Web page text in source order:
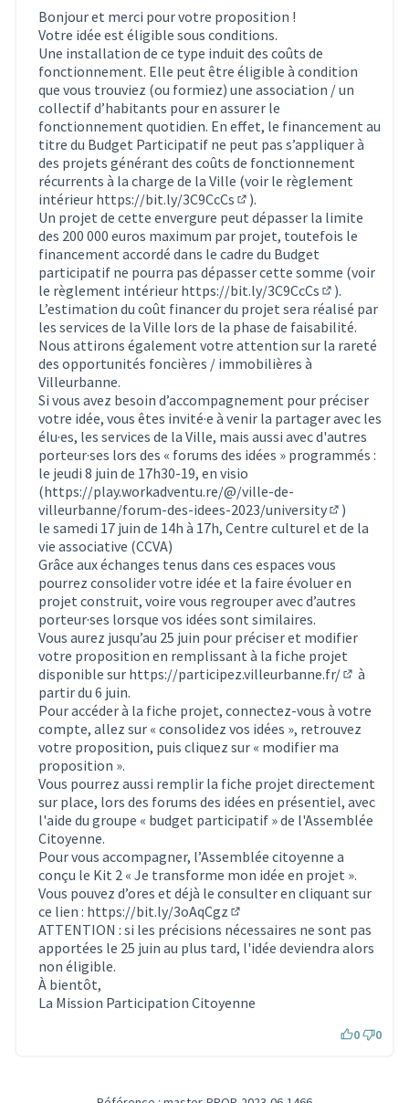
Bonjour et merci pour votre proposition !
Votre idée est éligible sous conditions.
Une installation de ce type induit des coûts de
fonctionnement. Elle peut être éligible à condition
que vous trouviez (ou formiez) une association / un
collectif d’habitants pour en assurer le
fonctionnement quotidien. En effet, le financement au
titre du Budget Participatif ne peut pas s’appliquer à
des projets générant des coûts de fonctionnement
récurrents à la charge de la Ville (voir le règlement
intérieur https://bit.ly/3C9CcCs
(Lien externe)
).
Un projet de cette envergure peut dépasser la limite
des 200 000 euros maximum par projet, toutefois le
financement accordé dans le cadre du Budget
participatif ne pourra pas dépasser cette somme (voir
le règlement intérieur https://bit.ly/3C9CcCs
(Lien externe)
).
L’estimation du coût financer du projet sera réalisé par
les services de la Ville lors de la phase de faisabilité.
Nous attirons également votre attention sur la rareté
des opportunités foncières / immobilières à
Villeurbanne.
Si vous avez besoin d’accompagnement pour préciser
votre idée, vous êtes invité·e à venir la partager avec les
élu·es, les services de la Ville, mais aussi avec d'autres
porteur·ses lors des « forums des idées » programmés :
le jeudi 8 juin de 17h30-19, en visio
(https://play.workadventu.re/@/ville-de-
villeurbanne/forum-des-idees-2023/university
(Lien
)
le samedi 17 juin de 14h à 17h, Centre culturel et de la
vie associative (CCVA)
Grâce aux échanges tenus dans ces espaces vous
pourrez consolider votre idée et la faire évoluer en
projet construit, voire vous regrouper avec d’autres
porteur·ses lorsque vos idées sont similaires.
Vous aurez jusqu’au 25 juin pour préciser et modifier
votre proposition en remplissant à la fiche projet
disponible sur https://participez.villeurbanne.fr/
à
partir du 6 juin.
Pour accéder à la fiche projet, connectez-vous à votre
compte, allez sur « consolidez vos idées », retrouvez
votre proposition, puis cliquez sur « modifier ma
proposition ».
Vous pourrez aussi remplir la fiche projet directement
sur place, lors des forums des idées en présentiel, avec
l'aide du groupe « budget participatif » de l'Assemblée
Citoyenne.
Pour vous accompagner, l’Assemblée citoyenne a
conçu le Kit 2 « Je transforme mon idée en projet ».
Vous pouvez d’ores et déjà le consulter en cliquant sur
ce lien : https://bit.ly/3oAqCgz
(Lien externe)
ATTENTION : si les précisions nécessaires ne sont pas
apportées le 25 juin au plus tard, l'idée deviendra alors
non éligible.
À bientôt,
La Mission Participation Citoyenne
0 0